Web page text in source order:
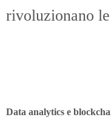
rivoluzionano
Data analytics e